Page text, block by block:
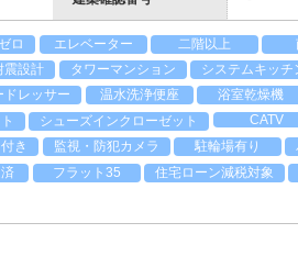
ロ エレベーター 二階以上
震設計 タワーマンション
システムキッチ
ドレッサー 温水洗浄便座
浴室乾燥機
シューズインクローゼット
CATV
き 監視・防犯カメラ 駐輪場有り
フラット35
住宅ローン減税対象